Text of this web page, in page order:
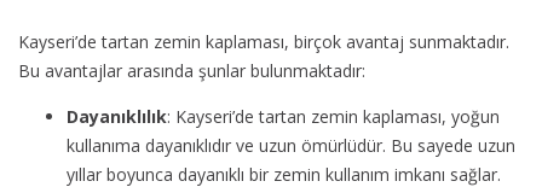
Kayseri’de tartan zemin kaplaması, birçok avantaj sunmaktadır.
Bu avantajlar arasında şunlar bulunmaktadır:
Dayanıklılık: Kayseri’de tartan zemin kaplaması, yoğun
kullanıma dayanıklıdır ve uzun ömürlüdür. Bu sayede uzun
yıllar boyunca dayanıklı bir zemin kullanım imkanı sağlar.